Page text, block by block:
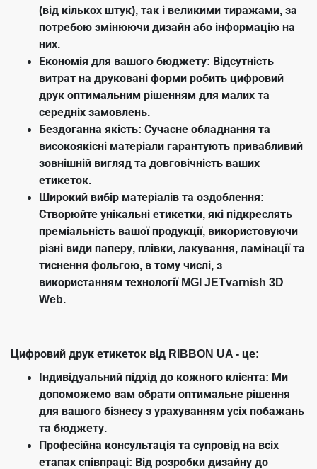
(від кількох штук), так і великими тиражами, за
потребою змінюючи дизайн або інформацію на
них.
Економія для вашого бюджету: Відсутність
витрат на друковані форми робить цифровий
друк оптимальним рішенням для малих та
середніх замовлень.
Бездоганна якість: Сучасне обладнання та
високоякісні матеріали гарантують привабливий
зовнішній вигляд та довговічність ваших
етикеток.
Широкий вибір матеріалів та оздоблення:
Створюйте унікальні етикетки, які підкреслять
преміальність вашої продукції, використовуючи
різні види паперу, плівки, лакування, ламінації та
тиснення фольгою, в тому числі, з
використанням технології MGI JETvarnish 3D
Web.
Цифровий друк етикеток від RIBBON UA - це:
Індивідуальний підхід до кожного клієнта: Ми
допоможемо вам обрати оптимальне рішення
для вашого бізнесу з урахуванням усіх побажань
та бюджету.
Професійна консультація та супровід на всіх
етапах співпраці: Від розробки дизайну до